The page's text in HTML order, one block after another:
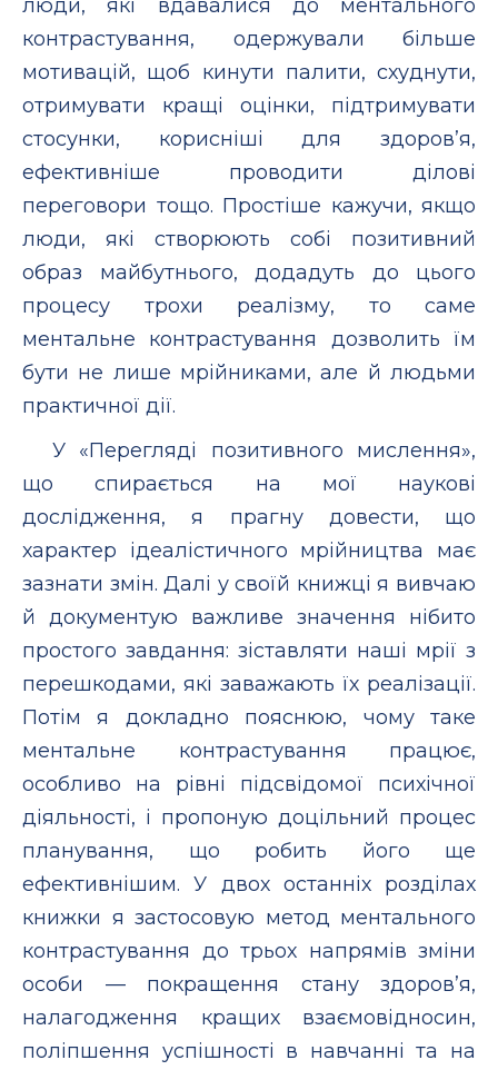
люди, які вдавалися до ментального
контрастування, одержували більше
мотивацій, щоб кинути палити, схуднути,
отримувати кращі оцінки, підтримувати
стосунки, корисніші для здоров’я,
ефективніше проводити ділові
переговори тощо. Простіше кажучи, якщо
люди, які створюють собі позитивний
образ майбутнього, додадуть до цього
процесу трохи реалізму, то саме
ментальне контрастування дозволить їм
бути не лише мрійниками, але й людьми
практичної дії.
У «Перегляді позитивного мислення»,
що спирається на мої наукові
дослідження, я прагну довести, що
характер ідеалістичного мрійництва має
зазнати змін. Далі у своїй книжці я вивчаю
й документую важливе значення нібито
простого завдання: зіставляти наші мрії з
перешкодами, які заважають їх реалізації.
Потім я докладно пояснюю, чому таке
ментальне контрастування працює,
особливо на рівні підсвідомої психічної
діяльності, і пропоную доцільний процес
планування, що робить його ще
ефективнішим. У двох останніх розділах
книжки я застосовую метод ментального
контрастування до трьох напрямів зміни
особи — покращення стану здоров’я,
налагодження кращих взаємовідносин,
поліпшення успішності в навчанні та на